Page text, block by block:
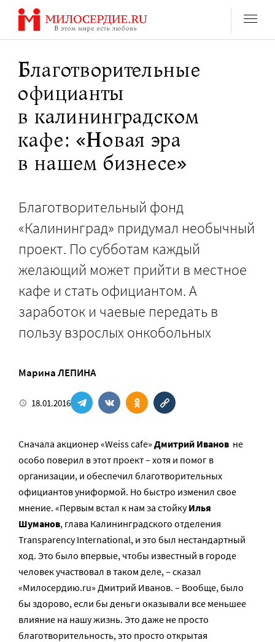
Перейти
содержанию
Благотворительные
официанты
в калининградском
кафе: «Новая эра
в нашем бизнесе»
Благотворительный фонд
«Калининград» придумал необычный
проект. По субботам каждый
желающий может прийти в местное
кафе и стать официантом. А
заработок и чаевые передать в
пользу взрослых онкобольных
Марина ЛЕПИНА
18.01.2016
Сначала акционер «Weiss cafe» Дмитрий Иванов не
особо поверил в этот проект – хотя и помог в
организации, и обеспечил благотворительных
официантов униформой. Но быстро изменил свое
мнение. «Первым встал к нам за стойкуИлья
Шуманов, глава Калининградского отделения
Transparency International, и это был нестандартный
ход. Это было впервые, чтобы известный в городе
человек участвовал в таком деле, – сказал
«Милосердию.ru» Дмитрий Иванов. – Вообще, было
бы здорово, если бы деньги оказывали все меньшее
влияние на нашу жизнь. Это даже не просто
благотворительность, это просто открытая